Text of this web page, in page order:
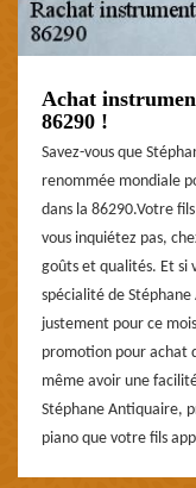
Achat
86290 !
Savez-vous que
renommée mondiale
dans la 86290.Votre
vous inquiétez pas,
goûts et qualités. Et si
spécialité de
justement pour ce
promotion pour achat
même avoir une
Stéphane Antiquaire,
piano que votre fils